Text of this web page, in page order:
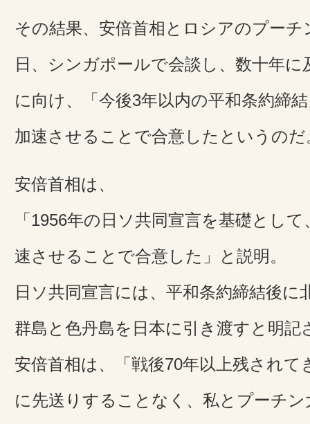
その結果、安倍首相とロシアのプーチ
日、シンガポールで会談し、数十年に
に向け、「今後3年以内の平和条約締
加速させることで合意したというのだ
安倍首相は、
「1956年の日ソ共同宣言を基礎とし
速させることで合意した」と説明。
日ソ共同宣言には、平和条約締結後に
群島と色丹島を日本に引き渡すと明記
安倍首相は、「戦後70年以上残されて
に先送りすることなく、私とプーチ